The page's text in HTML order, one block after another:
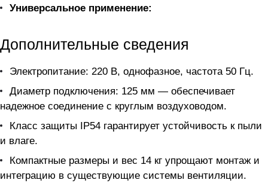
Универсальное применение:
Дополнительные сведения
Электропитание: 220 В, однофазное, частота 50 Гц.
Диаметр подключения: 125 мм — обеспечивает
надежное соединение с круглым воздуховодом.
Класс защиты IP54 гарантирует устойчивость к пыли
и влаге.
Компактные размеры и вес 14 кг упрощают монтаж и
интеграцию в существующие системы вентиляции.